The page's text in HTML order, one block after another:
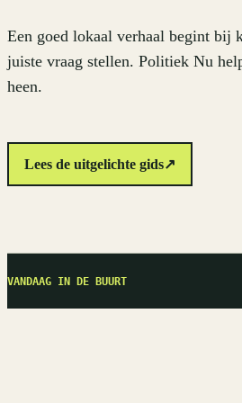
Een goed lokaal verhaal begint bij
juiste vraag stellen. Politiek Nu
heen.
Lees de uitgelichte gids↗
VANDAAG IN DE BUURT